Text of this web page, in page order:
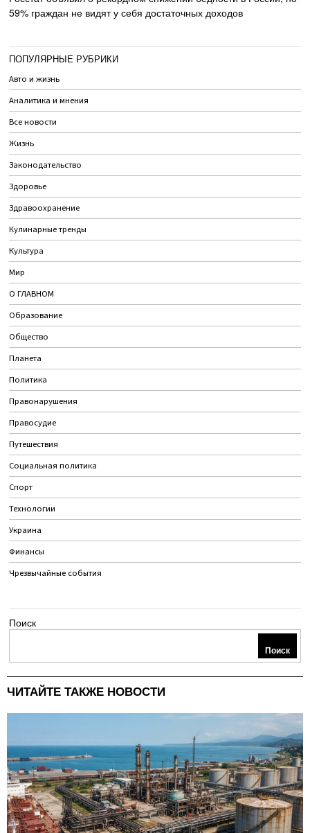
59% граждан не видят у себя достаточных доходов
ПОПУЛЯРНЫЕ РУБРИКИ
Авто и жизнь
Аналитика и мнения
Все новости
Жизнь
Законодательство
Здоровье
Здравоохранение
Кулинарные тренды
Культура
Мир
О ГЛАВНОМ
Образование
Общество
Планета
Политика
Правонарушения
Правосудие
Путешествия
Социальная политика
Спорт
Технологии
Украина
Финансы
Чрезвычайные события
Поиск
Поиск
ЧИТАЙТЕ ТАКЖЕ НОВОСТИ